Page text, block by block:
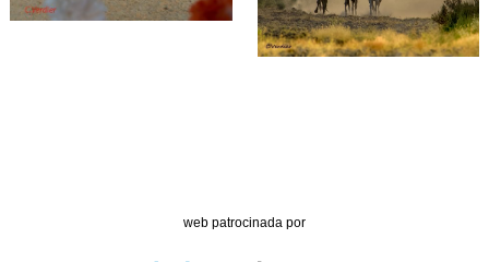
web patrocinada por